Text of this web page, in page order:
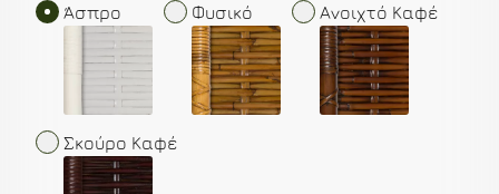
Άσπρο
Φυσικό Ανοιχτό Καφέ
Σκούρο Καφέ